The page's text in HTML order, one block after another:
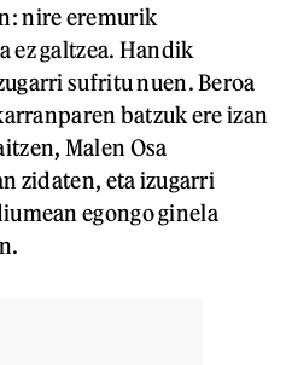
nire eremurik
ez galtzea. Handik
sufritu nuen. Beroa
batzuk ere izan
Malen Osa
zidaten, eta izugarri
egongo ginela